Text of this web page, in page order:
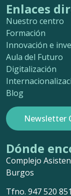
Enlaces
Nuestro centro
Formación
Innovación e
Aula del Futuro
Digitalización
Blog
Newsletter
Dónde
Complejo
Burgos
Tfno. 947 520 851